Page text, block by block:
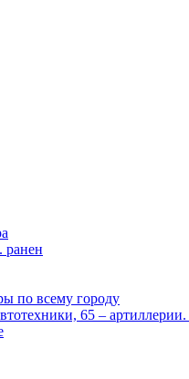
ранен
по всему городу
65 –